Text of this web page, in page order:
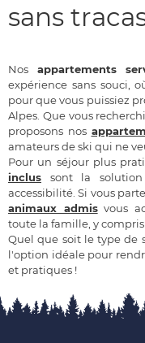
sans
Nos appartements
expérience sans souci,
pour que vous puissiez
Alpes. Que vous
proposons nos
amateurs de ski qui ne
Pour un séjour plus
inclus sont la
accessibilité. Si vous
animaux admisvous
toute la famille, y
Quel que soit le type de
l'option idéale pour
et pratiques !